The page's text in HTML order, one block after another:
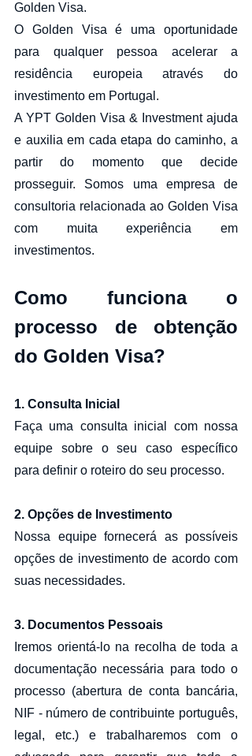
Golden Visa.
O Golden Visa é uma oportunidade
para qualquer pessoa acelerar a
residência europeia através do
investimento em Portugal.
A YPT Golden Visa & Investment ajuda
e auxilia em cada etapa do caminho, a
partir do momento que decide
prosseguir. Somos uma empresa de
consultoria relacionada ao Golden Visa
com muita experiência em
investimentos.
Como funciona o
processo de obtenção
do Golden Visa?
1. Consulta Inicial
Faça uma consulta inicial com nossa
equipe sobre o seu caso específico
para definir o roteiro do seu processo. ​
2. Opções de Investimento
Nossa equipe fornecerá as possíveis
opções de investimento de acordo com
suas necessidades.
3. Documentos Pessoais​​
Iremos orientá-lo na recolha de toda a
documentação necessária para todo o
processo (abertura de conta bancária,
NIF - número de contribuinte português,
legal, etc.) e trabalharemos com o